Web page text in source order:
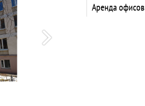
Аренда офисов